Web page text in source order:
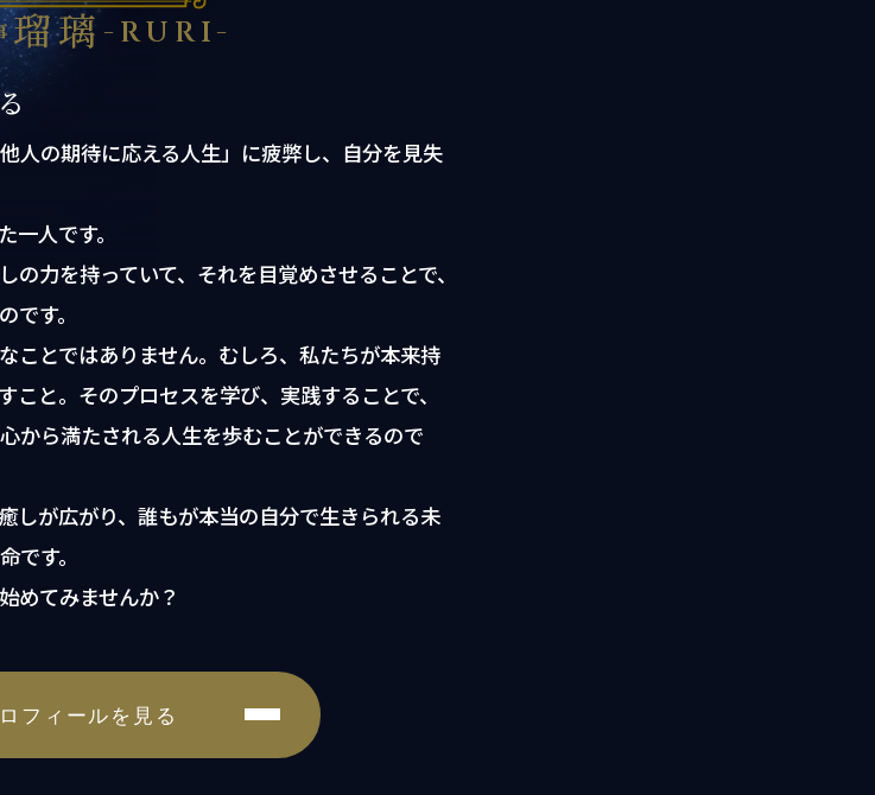
瑠璃-RURI-
人の期待に応える人生」に疲弊し、自分を見失
人です。
力を持っていて、それを目覚めさせることで、
す。
ことではありません。むしろ、私たちが本来持
こと。そのプロセスを学び、実践することで、
から満たされる人生を歩むことができるので
しが広がり、誰もが本当の自分で生きられる未
です。
めてみませんか？
フィールを見る